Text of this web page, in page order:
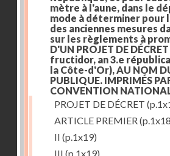
mètre à l'aune, dans le
mode à déterminer pour
des anciennes mesures
sur les règlements à
D'UN PROJET DE
fructidor, an 3.e
la Côte-d'Or), AU NOM
PUBLIQUE. IMPRIMÉS
CONVENTION
PROJET DE DÉCRET
ARTICLE PREMIER
II (p.1x19)
III (p.1x19)